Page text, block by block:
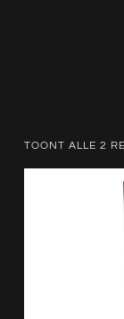
TOONT ALLE 2